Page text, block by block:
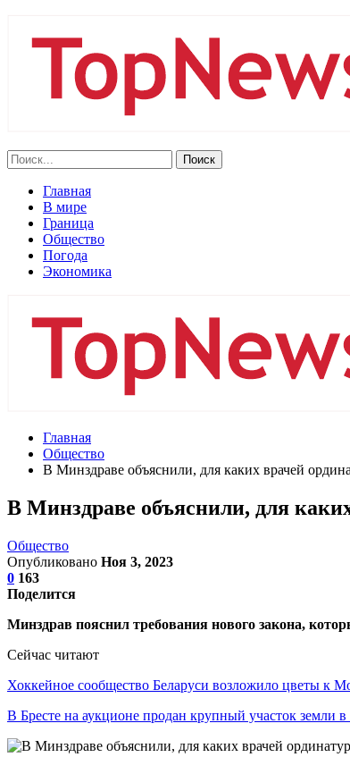
Главная
В мире
Граница
Общество
Погода
Экономика
Главная
Общество
В Минздраве объяснили, для каких врачей
В Минздраве объяснили, для
Общество
Опубликовано Ноя 3, 2023
0 163
Поделится
Минздрав пояснил требования нового закона,
Сейчас читают
Хоккейное сообщество Беларуси возложило цветы к
В Бресте на аукционе продан крупный участок земли